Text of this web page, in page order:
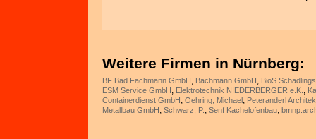
Weitere Firmen in Nürnberg:
BF Bad Fachmann GmbH, Bachmann GmbH, BioS
ESM Service GmbH, Elektrotechnik NIEDERBERGER e.K. ,
Containerdienst GmbH, Oehring, Michael, Peteranderl
Metallbau GmbH, Schwarz, P. , Senf Kachelofenbau,